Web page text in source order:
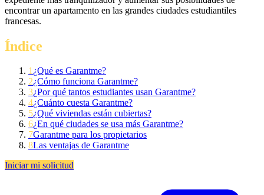
encontrar un apartamento en las grandes ciudades estudiantiles
francesas.
Índice
1¿Qué es Garantme?
2¿Cómo funciona Garantme?
3¿Por qué tantos estudiantes usan Garantme?
4¿Cuánto cuesta Garantme?
5¿Qué viviendas están cubiertas?
6¿En qué ciudades se usa más Garantme?
7Garantme para los propietarios
8Las ventajas de Garantme
Iniciar mi solicitud